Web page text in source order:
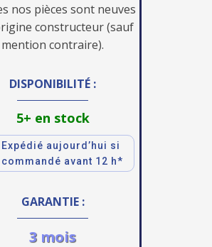
nos pièces sont neuves
constructeur (sauf
mention contraire).
DISPONIBILITÉ :
5+ en stock
Expédié aujourd’hui si
commandé avant 12 h*
GARANTIE :
3 mois